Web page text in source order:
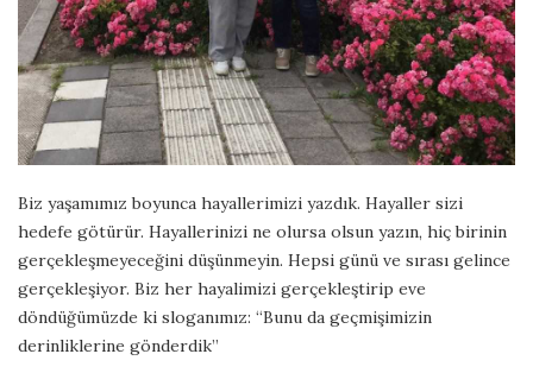
Biz yaşamımız boyunca hayallerimizi yazdık. Hayaller sizi
hedefe götürür. Hayallerinizi ne olursa olsun yazın, hiç birinin
gerçekleşmeyeceğini düşünmeyin. Hepsi günü ve sırası gelince
gerçekleşiyor. Biz her hayalimizi gerçekleştirip eve
döndüğümüzde ki sloganımız: “Bunu da geçmişimizin
derinliklerine gönderdik”